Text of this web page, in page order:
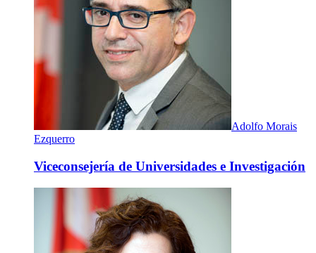
Adolfo Morais
Ezquerro
Viceconsejería de Universidades e Investigación